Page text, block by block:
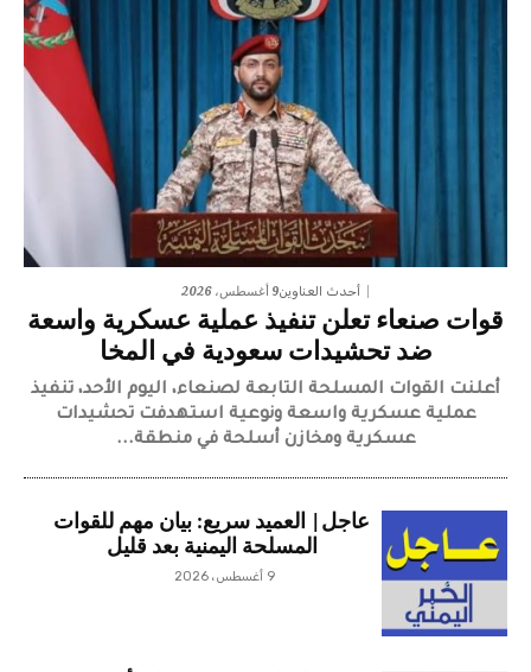
أحدث العناوين9 أغسطس، 2026
قوات صنعاء تعلن تنفيذ عملية عسكرية واسعة
ضد تحشيدات سعودية في المخا
​أعلنت القوات المسلحة التابعة لصنعاء، اليوم الأحد، تنفيذ
عملية عسكرية واسعة ونوعية استهدفت تحشيدات
عسكرية ومخازن أسلحة في منطقة...
عاجل| العميد سريع: بيان مهم للقوات
المسلحة اليمنية بعد قليل
9 أغسطس، 2026